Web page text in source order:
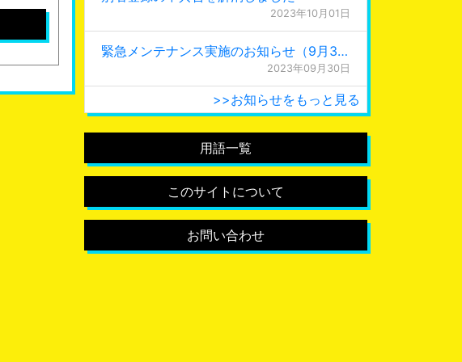
2023年10月01日
緊急メンテナンス実施のお知らせ（9月30日 0:15更新）
2023年09月30日
>>お知らせをもっと見る
用語一覧
このサイトについて
お問い合わせ